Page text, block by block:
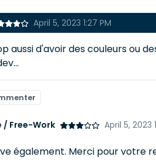
April 5, 2023 1:27 PM
aussi d'avoir des couleurs ou
/ Free-Work April 5, 2023
également. Merci pour votre